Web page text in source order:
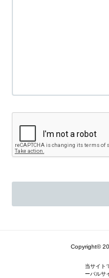
Copyright©
当サイト
ーバルサ